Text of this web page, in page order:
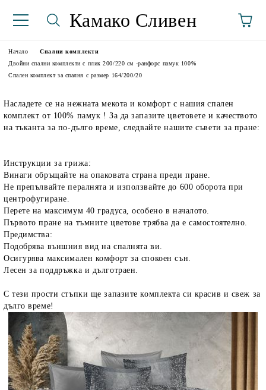
Камако Сливен
Начало
Спални комплекти
Двойни спални комплекти с плик 200/220 см -ранфорс памук 100%
Спален комплект за спалня с размер 164/200/20
Насладете се на нежната мекота и комфорт с нашия спален
комплект от 100% памук ! За да запазите цветовете и качеството
на тъканта за по-дълго време, следвайте нашите съвети за пране:
Инструкции за грижа:
Винаги обръщайте на опаковата страна преди пране.
Не препълвайте пералнята и използвайте до 600 оборота при
центрофугиране.
Перете на максимум 40 градуса, особено в началото.
Първото пране на тъмните цветове трябва да е самостоятелно.
Предимства:
Подобрява външния вид на спалнята ви.
Осигурява максимален комфорт за спокоен сън.
Лесен за поддръжка и дълготраен.
С тези прости стъпки ще запазите комплекта си красив и свеж за
дълго време!